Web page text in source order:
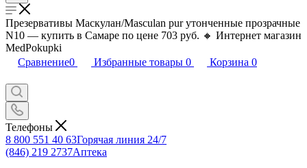
Презервативы Маскулан/Masculan pur утонченные прозрачные
N10 — купить в Самаре по цене 703 руб. 🔸 Интернет магазин
MedPokupki
Сравнение0 Избранные товары 0 Корзина 0
Телефоны
8 800 551 40 63Горячая линия 24/7
(846) 219 2737Аптека